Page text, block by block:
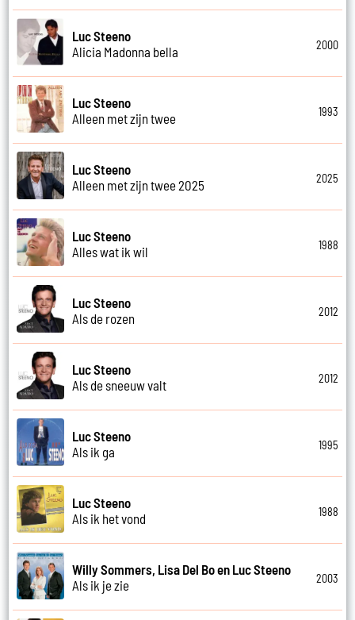
Luc Steeno
Alicia Madonna bella
2000
Luc Steeno
Alleen met zijn twee
1993
Luc Steeno
Alleen met zijn twee 2025
2025
Luc Steeno
Alles wat ik wil
1988
Luc Steeno
Als de rozen
2012
Luc Steeno
Als de sneeuw valt
2012
Luc Steeno
Als ik ga
1995
Luc Steeno
Als ik het vond
1988
Willy Sommers, Lisa Del Bo en Luc Steeno
Als ik je zie
2003